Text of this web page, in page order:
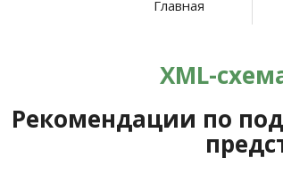
Главная
XML-
Рекомендации по